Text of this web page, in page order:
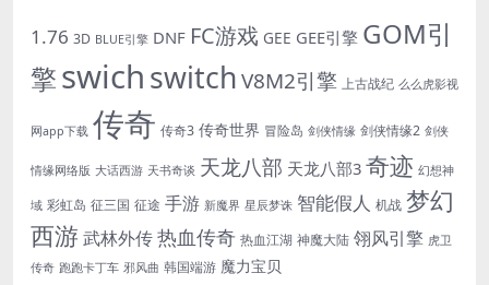
1.76 3D BLUE引擎 DNF FC游戏 GEE GEE引擎 GOM引
擎swichswitchV8M2引擎 上古战纪 么么虎影视
网app下载 传奇 传奇3 传奇世界 冒险岛 剑侠情缘 剑侠情缘2 剑侠
情缘网络版 大话西游 天书奇谈 天龙八部 天龙八部3 奇迹 幻想神
域 彩虹岛 征三国 征途 手游 新魔界 星辰梦诛 智能假人 机战 梦幻
西游 武林外传热血传奇 热血江湖 神魔大陆 翎风引擎 虎卫
传奇 跑跑卡丁车 邪风曲 韩国端游 魔力宝贝